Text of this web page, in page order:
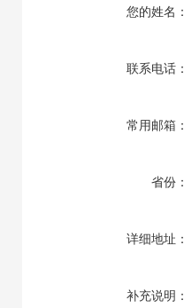
您的姓名：
联系电话：
常用邮箱：
省份：
详细地址：
补充说明：